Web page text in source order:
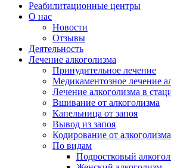
Реабилитационные центры
О нас
Новости
Отзывы
Деятельность
Лечение алкоголизма
Принудительное лечение
Медикаментозное лечение
Лечение алкоголизма в
Вшивание от алкоголизма
Капельница от запоя
Вывод из запоя
Кодирование от алкоголизма
По видам
Подростковый